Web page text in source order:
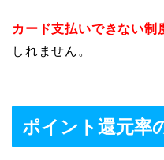
カード支払いできない制
しれません。
ポイント還元率